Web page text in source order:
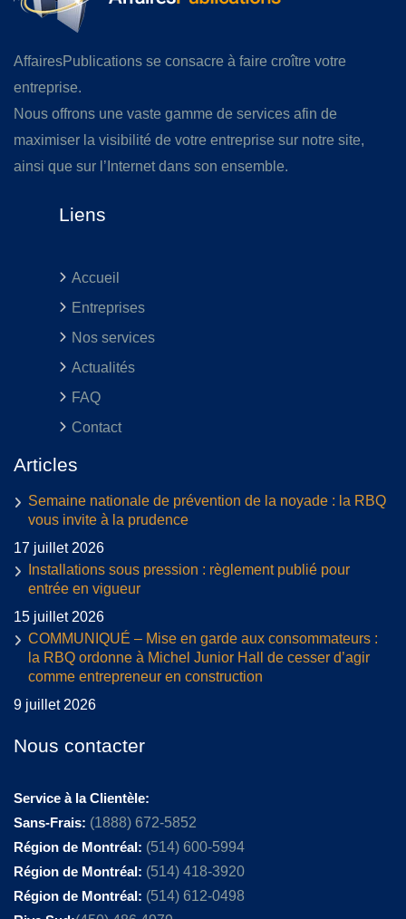
AffairesPublications se consacre à faire croître votre
entreprise.
Nous offrons une vaste gamme de services afin de
maximiser la visibilité de votre entreprise sur notre site,
ainsi que sur l’Internet dans son ensemble.
Liens
Accueil
Entreprises
Nos services
Actualités
FAQ
Contact
Articles
Semaine nationale de prévention de la noyade : la RBQ
vous invite à la prudence
17 juillet 2026
Installations sous pression : règlement publié pour
entrée en vigueur
15 juillet 2026
COMMUNIQUÉ – Mise en garde aux consommateurs :
la RBQ ordonne à Michel Junior Hall de cesser d’agir
comme entrepreneur en construction
9 juillet 2026
Nous contacter
Service à la Clientèle:
Sans-Frais: (1888) 672-5852
Région de Montréal: (514) 600-5994
Région de Montréal: (514) 418-3920
Région de Montréal: (514) 612-0498